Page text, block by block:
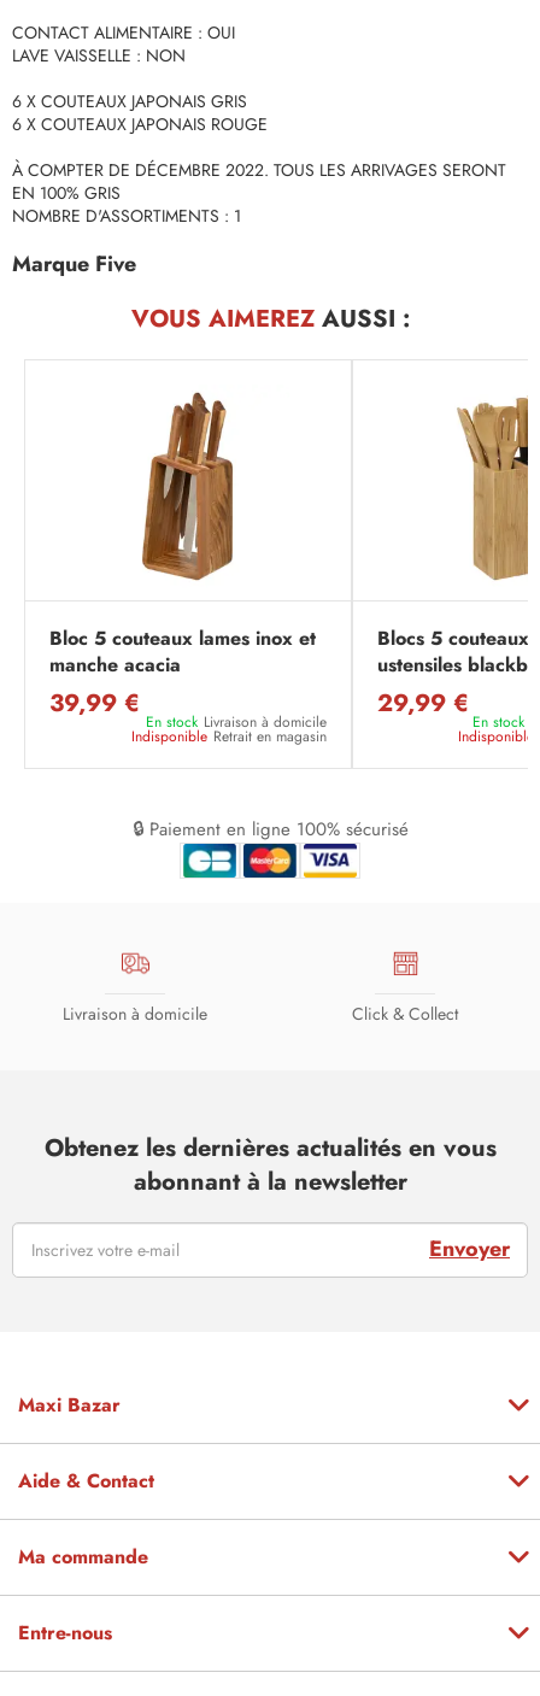
CONTACT ALIMENTAIRE : OUI
LAVE VAISSELLE : NON
6 X COUTEAUX JAPONAIS GRIS
6 X COUTEAUX JAPONAIS ROUGE
À COMPTER DE DÉCEMBRE 2022. TOUS LES ARRIVAGES SERONT
EN 100% GRIS
NOMBRE D'ASSORTIMENTS : 1
Marque Five
VOUS AIMEREZAUSSI :
Bloc 5 couteaux lames inox et
manche acacia
39,99 €
En stock Livraison à domicile
Indisponible Retrait en magasin
Blocs 5 couteaux
ustensiles
29,99 €
En stock
Indisponible
🔒 Paiement en ligne 100% sécurisé
Livraison à domicile Click & Collect
Obtenez les dernières actualités en vous
abonnant à la newsletter
Envoyer
Maxi Bazar
Aide & Contact
Ma commande
Entre-nous